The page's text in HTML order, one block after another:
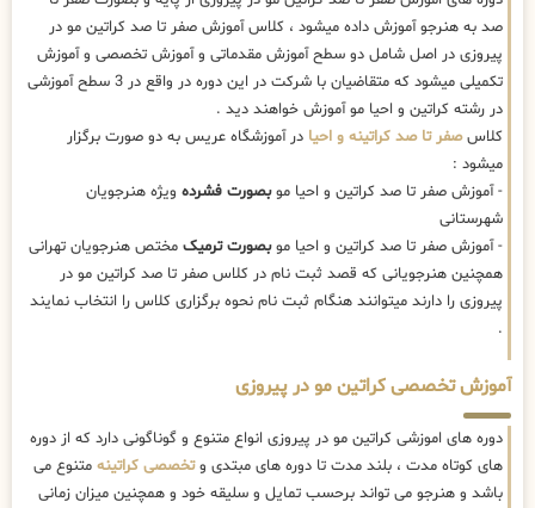
صد به هنرجو آموزش داده میشود ، کلاس آموزش صفر تا صد کراتین مو در
پیروزی در اصل شامل دو سطح آموزش مقدماتی و آموزش تخصصی و آموزش
تکمیلی میشود که متقاضیان با شرکت در این دوره در واقع در 3 سطح آموزشی
در رشته کراتین و احیا مو آموزش خواهند دید .
کلاسصفر تا صد کراتینه و احیا در آموزشگاه عریس به دو صورت برگزار
میشود :
- آموزش صفر تا صد کراتین و احیا موبصورت فشرده ویژه هنرجویان
شهرستانی
- آموزش صفر تا صد کراتین و احیا موبصورت ترمیک مختص هنرجویان تهرانی
همچنین هنرجویانی که قصد ثبت نام در کلاس صفر تا صد کراتین مو در
پیروزی را دارند میتوانند هنگام ثبت نام نحوه برگزاری کلاس را انتخاب نمایند
.
آموزش تخصصی کراتین مو در پیروزی
دوره های اموزشی کراتین مو در پیروزی انواع متنوع و گوناگونی دارد که از دوره
های کوتاه مدت ، بلند مدت تا دوره های مبتدی وتخصصی کراتینه متنوع می
باشد و هنرجو می تواند برحسب تمایل و سلیقه خود و همچنین میزان زمانی